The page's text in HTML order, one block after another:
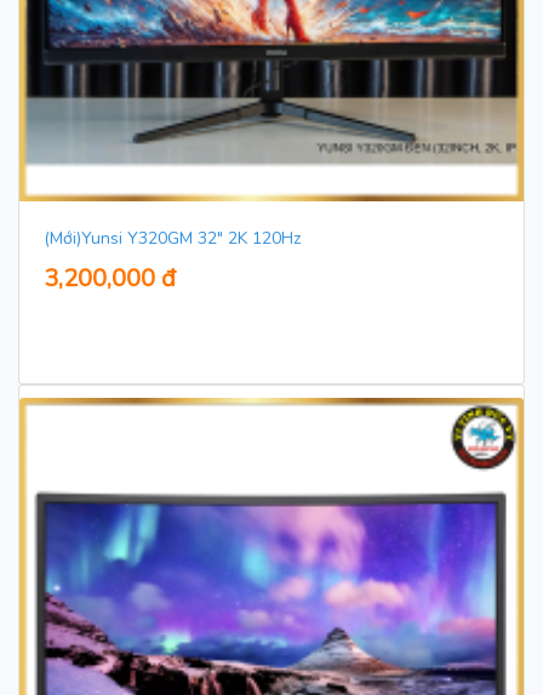
(Mới)Yunsi Y320GM 32" 2K 120Hz
3,200,000 đ